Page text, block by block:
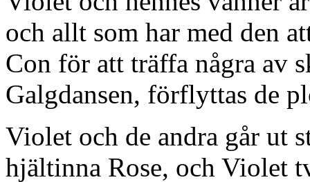
och allt som har med den
Con för att träffa några av
Galgdansen, förflyttas de
Violet och de andra går ut
hjältinna Rose, och Violet